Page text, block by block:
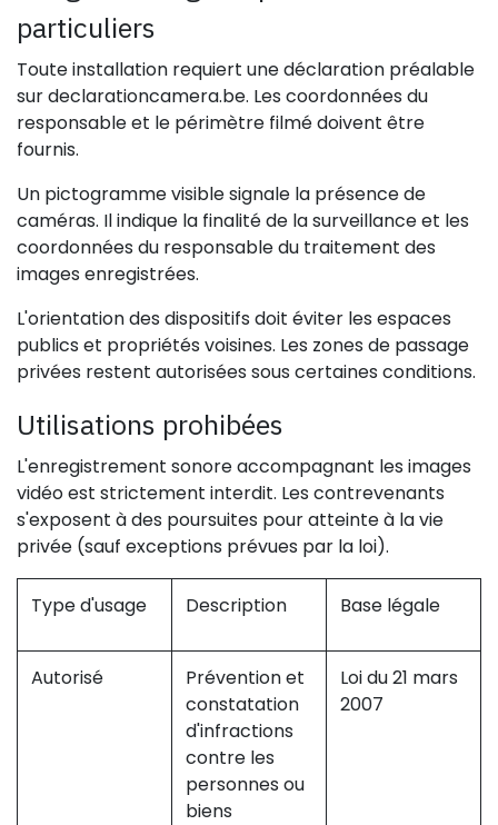
particuliers
Toute installation requiert une déclaration préalable
sur declarationcamera.be. Les coordonnées du
responsable et le périmètre filmé doivent être
fournis.
Un pictogramme visible signale la présence de
caméras. Il indique la finalité de la surveillance et les
coordonnées du responsable du traitement des
images enregistrées.
L'orientation des dispositifs doit éviter les espaces
publics et propriétés voisines. Les zones de passage
privées restent autorisées sous certaines conditions.
Utilisations prohibées
L'enregistrement sonore accompagnant les images
vidéo est strictement interdit. Les contrevenants
s'exposent à des poursuites pour atteinte à la vie
privée (sauf exceptions prévues par la loi).
Type d'usage Description Base légale
Autorisé
Prévention et
constatation
d'infractions
contre les
personnes ou
biens
Loi du 21 mars
2007